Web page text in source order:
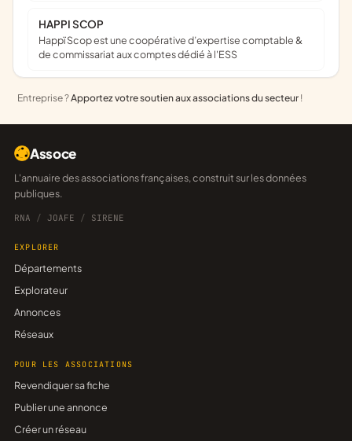
HAPPI SCOP
Happï Scop est une coopérative d’expertise comptable &
de commissariat aux comptes dédié à l'ESS
Entreprise ?Apportez votre soutien aux associations du secteur !
Assoce
L'annuaire des associations françaises, construit sur les données
publiques.
RNA / JOAFE / SIRENE
EXPLORER
Départements
Explorateur
Annonces
Réseaux
POUR LES ASSOCIATIONS
Revendiquer sa fiche
Publier une annonce
Créer un réseau